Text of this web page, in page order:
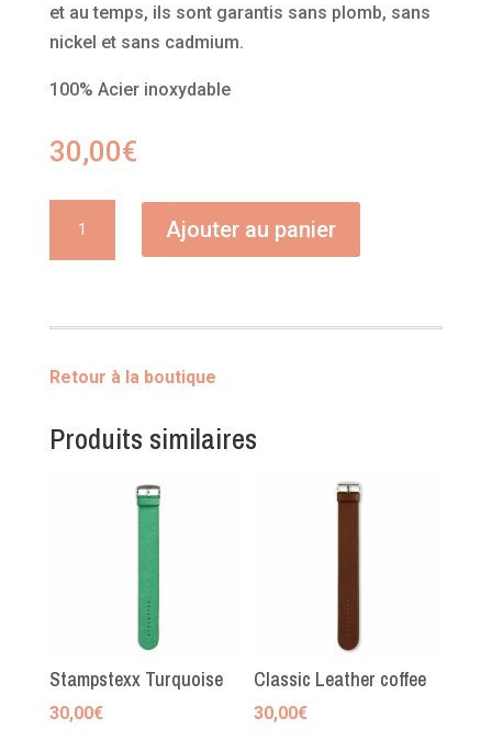
et au temps, ils sont garantis sans plomb, sans
nickel et sans cadmium.
100% Acier inoxydable
30,00€
Ajouter au panier
Retour à la boutique
Produits similaires
Stampstexx Turquoise
30,00€
Classic Leather coffee
30,00€